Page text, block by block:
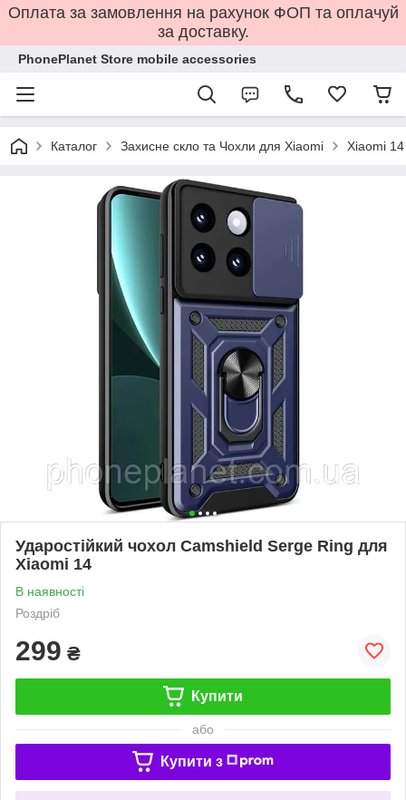
Оплата за замовлення на рахунок ФОП та оплачуй
за доставку.
PhonePlanet Store mobile accessories
Каталог Захисне скло та Чохли для Xiaomi Xiaomi 14
Ударостійкий чохол Camshield Serge Ring для
Xiaomi 14
В наявності
Роздріб
299 ₴
Купити
або
Купити з